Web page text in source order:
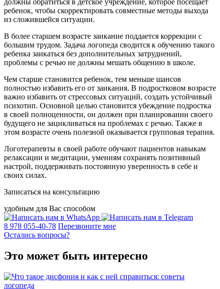
ребенок, чтобы скорректировать совместные методы выхода
из сложившейся ситуации.
В более старшем возрасте заикание поддается коррекции с
большим трудом. Задача логопеда сводится к обучению такого
ребенка заикаться без дополнительных затруднений,
проблемы с речью не должны мешать общению в школе.
Чем старше становится ребенок, тем меньше шансов
полностью избавить его от заикания. В подростковом возрасте
важно избавить от стрессовых ситуаций, создать устойчивый
психотип. Основной целью становится убеждение подростка
в своей полноценности, он должен при планировании своего
будущего не зацикливаться на проблемах с речью. Также в
этом возрасте очень полезной оказывается групповая терапия.
Логотерапевты в своей работе обучают пациентов навыкам
релаксации и медитации, умениям сохранять позитивный
настрой, поддерживать постоянную уверенность в себе и
своих силах.
Записаться на консультацию
удобным для Вас способом
8 978 055-40-78 Перезвоните мне
Остались вопросы?
Это может быть интересно